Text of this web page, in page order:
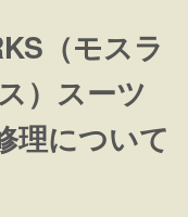
（モスラ
）スーツ
理について